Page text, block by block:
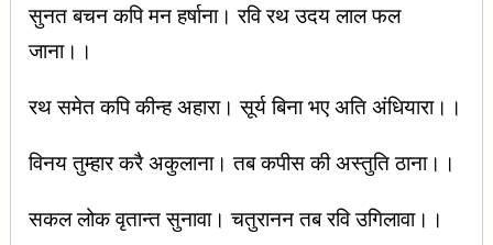
सुनत बचन कपि मन हर्षाना। रवि रथ उदय लाल फल
जाना।।
रथ समेत कपि कीन्ह अहारा। सूर्य बिना भए अति अंधियारा।।
विनय तुम्हार करै अकुलाना। तब कपीस की अस्तुति ठाना।।
सकल लोक वृतान्त सुनावा। चतुरानन तब रवि उगिलावा।।